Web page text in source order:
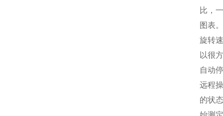
比，
图表
旋转
以很
自动
远程
的状